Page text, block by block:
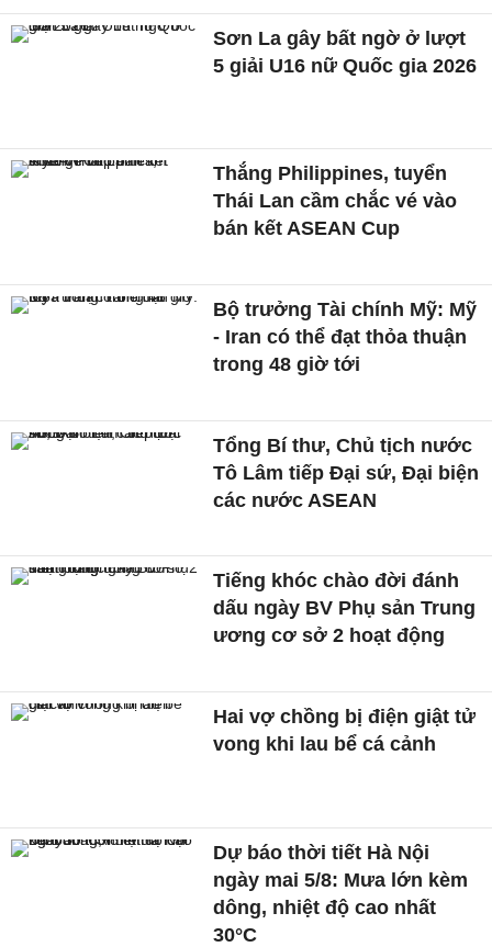
Sơn La gây bất ngờ ở lượt
5 giải U16 nữ Quốc gia 2026
Thắng Philippines, tuyển
Thái Lan cầm chắc vé vào
bán kết ASEAN Cup
Bộ trưởng Tài chính Mỹ: Mỹ
- Iran có thể đạt thỏa thuận
trong 48 giờ tới
Tổng Bí thư, Chủ tịch nước
Tô Lâm tiếp Đại sứ, Đại biện
các nước ASEAN
Tiếng khóc chào đời đánh
dấu ngày BV Phụ sản Trung
ương cơ sở 2 hoạt động
Hai vợ chồng bị điện giật tử
vong khi lau bể cá cảnh
Dự báo thời tiết Hà Nội
ngày mai 5/8: Mưa lớn kèm
dông, nhiệt độ cao nhất
30°C